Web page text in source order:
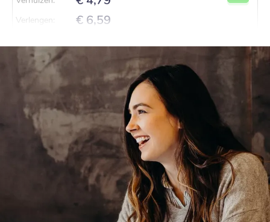
Verlengen : € 6,59
com
Registratie € 8,69
€ 8,69
Verlengen € 13,09
€ 4,49
€ 4,49
€ 6,19